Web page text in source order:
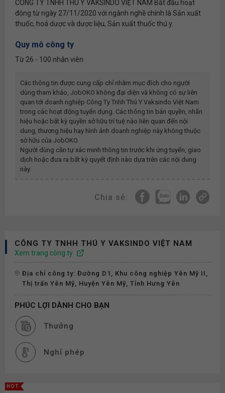
CÔNG TY TNHH THÚ Y VAKSINDO VIỆT NAM Bắt đầu hoạt
động từ ngày 27/11/2020 với ngành nghề chính là Sản xuất
thuốc, hoá dược và dược liệu, Sản xuất thuốc thú y.
Quy mô công ty
Từ 26 - 100 nhân viên
Các thông tin được cung cấp chỉ nhằm mục đích cho người
dùng tham khảo, JobOKO không đại diện và không có sự liên
quan tới doanh nghiệp Công Ty Tnhh Thú Y Vaksindo Việt Nam
trong các hoạt động tuyển dụng. Các thông tin bản quyền, nhãn
hiệu hoặc bất kỳ quyền sở hữu trí tuệ nào liên quan đến nội
dung, thương hiệu hay hình ảnh doanh nghiệp này không thuộc
sở hữu của JobOKO.
Người dùng cần tự xác minh thông tin trước khi ứng tuyển, giao
dịch hoặc đưa ra bất kỳ quyết định nào dựa trên các nội dung
này.
Chia sẻ:
CÔNG TY TNHH THÚ Y VAKSINDO VIỆT NAM
Xem trang công ty
Địa chỉ công ty: Đường D1, Khu công nghiệp Yên Mỹ II,
Thị trấn Yên Mỹ, Huyện Yên Mỹ, Tỉnh Hưng Yên
PHÚC LỢI DÀNH CHO BẠN
Thưởng
Nghỉ phép
HOT